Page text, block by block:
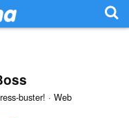
buster! · Web